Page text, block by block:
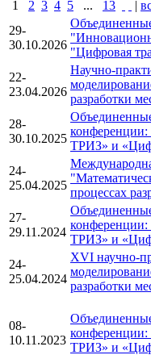
1
2 3 4 5 ... 13 |
29-
30.10.2026
"Цифровая
22-
23.04.2026
Научно-
разработки
28-
30.10.2025
конференции:
ТРИЗ» и
24-
25.04.2025
процессах
27-
29.11.2024
конференции:
ТРИЗ» и
24-
25.04.2024
XVI научно-
разработки
08-
10.11.2023
конференции:
ТРИЗ» и